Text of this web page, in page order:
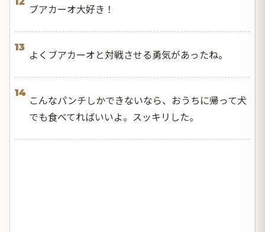
ブアカーオ大好き！
13
よくブアカーオと対戦させる勇気があったね。
14
こんなパンチしかできないなら、おうちに帰って犬
でも食べてればいいよ。スッキリした。